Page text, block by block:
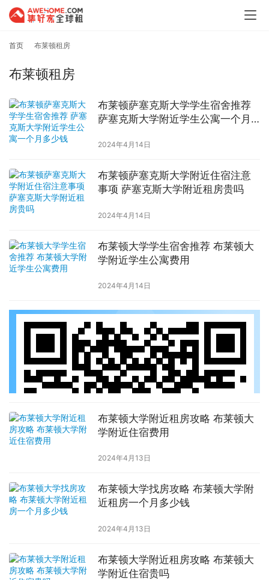
首页 布莱顿租房
布莱顿租房
布莱顿萨塞克斯大学学生宿舍推荐
萨塞克斯大学附近学生公寓一个月
2024年4月14日
布莱顿萨塞克斯大学附近住宿注意
事项 萨塞克斯大学附近租房贵吗
2024年4月14日
布莱顿大学学生宿舍推荐 布莱顿大
学附近学生公寓费用
2024年4月14日
布莱顿大学附近租房攻略 布莱顿大
学附近住宿费用
2024年4月13日
布莱顿大学找房攻略 布莱顿大学附
近租房一个月多少钱
2024年4月13日
布莱顿大学附近租房攻略 布莱顿大
学附近住宿贵吗